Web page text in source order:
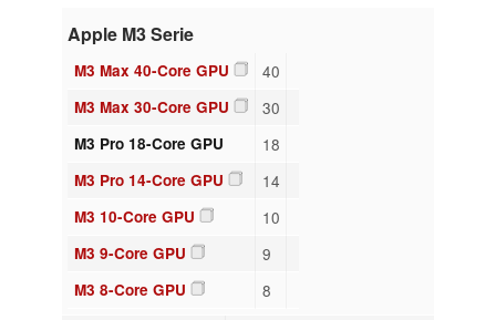
Apple M3 Serie
M3 Max 40-Core GPU 40
M3 Max 30-Core GPU 30
M3 Pro 18-Core GPU 18
M3 Pro 14-Core GPU 14
M3 10-Core GPU 10
M3 9-Core GPU 9
M3 8-Core GPU 8